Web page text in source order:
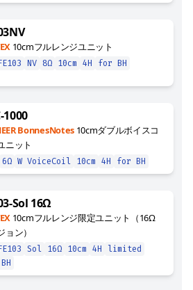
10cmフルレンジユニット
FE103 NV 8Ω 10cm 4H for BH
1000
BonnesNotes 10cmダブルボイスコ
ニット
6Ω W VoiceCoil 10cm 4H for BH
Sol 16Ω
10cmフルレンジ限定ユニット（16Ω
ョン）
FE103 Sol 16Ω 10cm 4H
limited